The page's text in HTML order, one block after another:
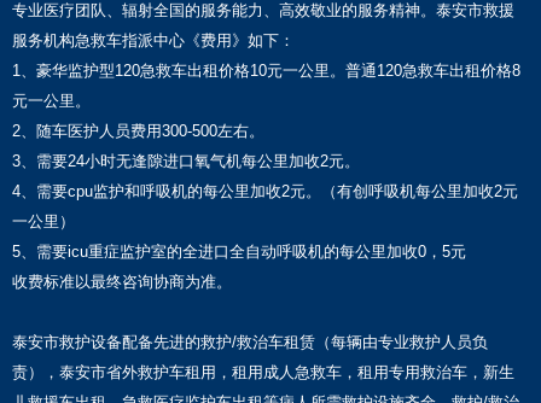
专业医疗团队、辐射全国的服务能力、高效敬业的服务精神。泰安市救援
服务机构急救车指派中心《费用》如下：
1、豪华监护型120急救车出租价格10元一公里。普通120急救车出租价格8
元一公里。
2、随车医护人员费用300-500左右。
3、需要24小时无逢隙进口氧气机每公里加收2元。
4、需要cpu监护和呼吸机的每公里加收2元。（有创呼吸机每公里加收2元
一公里）
5、需要icu重症监护室的全进口全自动呼吸机的每公里加收0，5元
收费标准以最终咨询协商为准。
泰安市救护设备配备先进的救护/救治车租赁（每辆由专业救护人员负
责），泰安市省外救护车租用，租用成人急救车，租用专用救治车，新生